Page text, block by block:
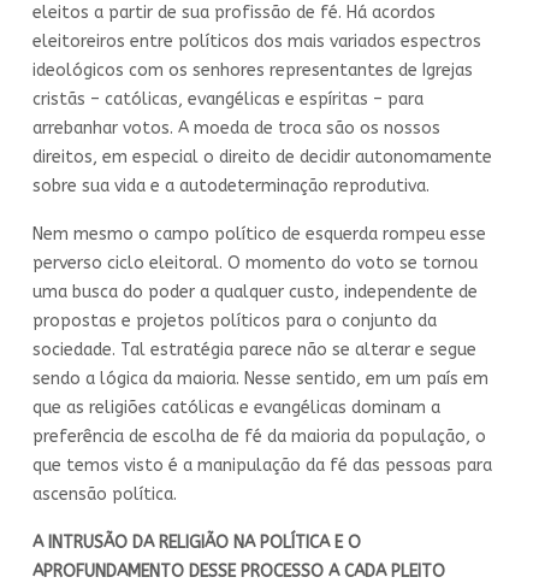
eleitos a partir de sua profissão de fé. Há acordos
eleitoreiros entre políticos dos mais variados espectros
ideológicos com os senhores representantes de Igrejas
cristãs – católicas, evangélicas e espíritas – para
arrebanhar votos. A moeda de troca são os nossos
direitos, em especial o direito de decidir autonomamente
sobre sua vida e a autodeterminação reprodutiva.
Nem mesmo o campo político de esquerda rompeu esse
perverso ciclo eleitoral. O momento do voto se tornou
uma busca do poder a qualquer custo, independente de
propostas e projetos políticos para o conjunto da
sociedade. Tal estratégia parece não se alterar e segue
sendo a lógica da maioria. Nesse sentido, em um país em
que as religiões católicas e evangélicas dominam a
preferência de escolha de fé da maioria da população, o
que temos visto é a manipulação da fé das pessoas para
ascensão política.
A INTRUSÃO DA RELIGIÃO NA POLÍTICA E O
APROFUNDAMENTO DESSE PROCESSO A CADA PLEITO